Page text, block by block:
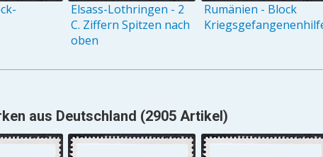
Elsass-Lothringen - 2
C. Ziffern Spitzen nach
oben
Rumänien - Block
aus Deutschland (2905 Artikel)